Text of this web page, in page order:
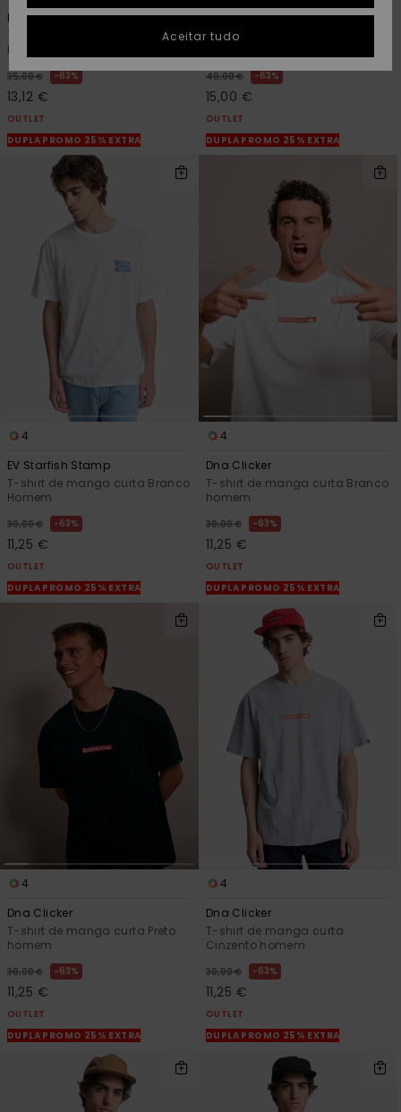
conversa para
obteres a
resposta mais
rápida à tua
Iniciar uma
formulário de
contacto.
Consultar
as FAQ
PRESENTE
LISTA DE
DESEJO
Hellbender
T-shirt de manga curta Preto
Homem
35,00 € 63%
13,12 €
OUTLET
DUPLA PROMO 25% EXTRA
Oxni Washed
T-shirt de manga curta Bege
40,00 € 63%
15,00 €
OUTLET
DUPLA PROMO 25% EXTRA
4
EV Starfish Stamp
T-shirt de manga curta Branco
Homem
30,00 € 63%
11,25 €
OUTLET
DUPLA PROMO 25% EXTRA
4
Dna Clicker
T-shirt de manga curta Branco
homem
30,00 € 63%
11,25 €
OUTLET
DUPLA PROMO 25% EXTRA
4
Dna Clicker
T-shirt de manga curta Preto
homem
30,00 € 63%
11,25 €
OUTLET
DUPLA PROMO 25% EXTRA
4
Dna Clicker
T-shirt de manga curta
Cinzento homem
30,00 € 63%
11,25 €
OUTLET
DUPLA PROMO 25% EXTRA
Aceitar tudo